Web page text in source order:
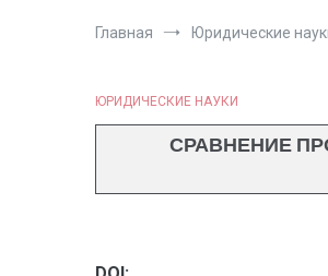
Главная Юридические
ЮРИДИЧЕСКИЕ НАУКИ
СРАВНЕНИЕ